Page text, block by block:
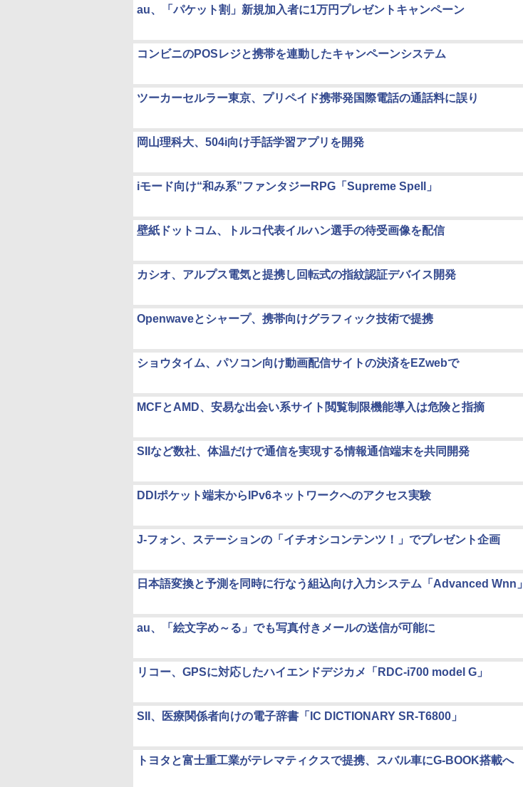
au、「パケット割」新規加入者に1万円プレゼントキャンペーン
コンビニのPOSレジと携帯を連動したキャンペーンシステム
ツーカーセルラー東京、プリペイド携帯発国際電話の通話料に誤り
岡山理科大、504i向け手話学習アプリを開発
iモード向け“和み系”ファンタジーRPG「Supreme Spell」
壁紙ドットコム、トルコ代表イルハン選手の待受画像を配信
カシオ、アルプス電気と提携し回転式の指紋認証デバイス開発
Openwaveとシャープ、携帯向けグラフィック技術で提携
ショウタイム、パソコン向け動画配信サイトの決済をEZwebで
MCFとAMD、安易な出会い系サイト閲覧制限機能導入は危険と指摘
SIIなど数社、体温だけで通信を実現する情報通信端末を共同開発
DDIポケット端末からIPv6ネットワークへのアクセス実験
J-フォン、ステーションの「イチオシコンテンツ！」でプレゼント企画
日本語変換と予測を同時に行なう組込向け入力システム「Advanced Wnn」
au、「絵文字め～る」でも写真付きメールの送信が可能に
リコー、GPSに対応したハイエンドデジカメ「RDC-i700 model G」
SII、医療関係者向けの電子辞書「IC DICTIONARY SR-T6800」
トヨタと富士重工業がテレマティクスで提携、スバル車にG-BOOK搭載へ